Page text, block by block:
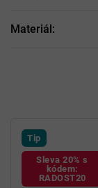
Materiál:
Tip
Sleva 20% s
kódem:
RADOST20